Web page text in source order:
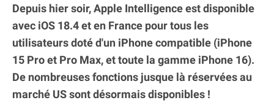
Depuis hier soir, Apple Intelligence est disponible
avec iOS 18.4 et en France pour tous les
utilisateurs doté d'un iPhone compatible (iPhone
15 Pro et Pro Max, et toute la gamme iPhone 16).
De nombreuses fonctions jusque là réservées au
marché US sont désormais disponibles !